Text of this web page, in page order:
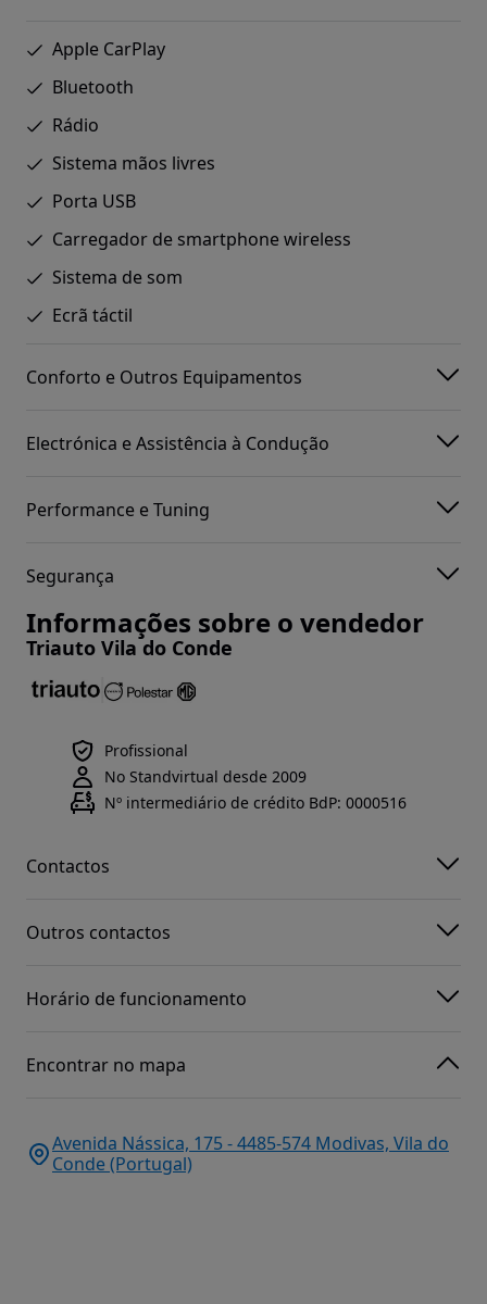
Apple CarPlay
Bluetooth
Rádio
Sistema mãos livres
Porta USB
Carregador de smartphone wireless
Sistema de som
Ecrã táctil
Conforto e Outros Equipamentos
Electrónica e Assistência à Condução
Performance e Tuning
Segurança
Informações sobre o vendedor
Triauto Vila do Conde
Profissional
No Standvirtual desde 2009
Nº intermediário de crédito BdP: 0000516
Contactos
Outros contactos
Horário de funcionamento
Encontrar no mapa
Avenida Nássica, 175 - 4485-574 Modivas, Vila do
Conde (Portugal)